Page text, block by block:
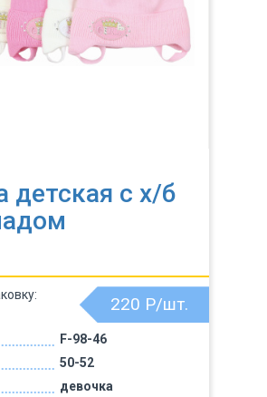
детская с х/б
F-98-46
50-52
девочка
220 Р/шт.